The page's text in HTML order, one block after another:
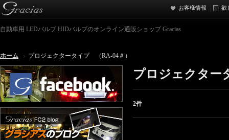
お客様情報 欲
自動車用 LEDバルブ HIDバルブのオンライン通販ショップ Gracias
ホーム プロジェクタータイプ （RA-04＃）
プロジェクタ
2件